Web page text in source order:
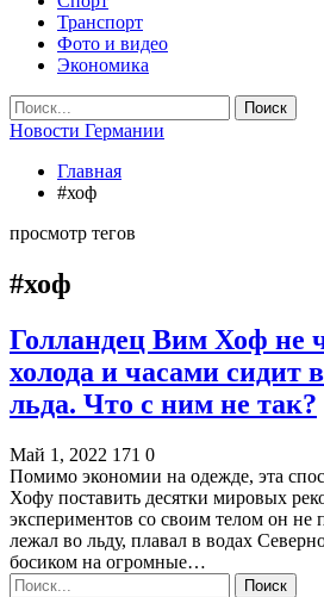
Транспорт
Фото и видео
Экономика
Новости Германии
Главная
#хоф
просмотр тегов
#хоф
Голландец Вим Хоф не
холода и часами сидит
льда. Что с ним не так?
Май 1, 2022 171 0
Помимо экономии на одежде, эта
Хофу поставить десятки мировых
экспериментов со своим телом он не
лежал во льду, плавал в водах
босиком на огромные…